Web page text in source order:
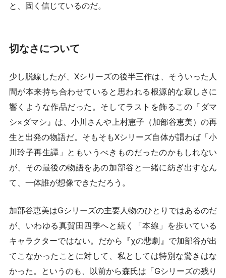
と、固く信じているのだ。
切なさについて
少し脱線したが、Xシリーズの後半三作は、そういった人
間が本来持ち合わせていると思われる根源的な寂しさに
響くような作品だった。そしてラストを飾るこの『ダマ
シ×ダマシ』は、小川さんや上村恵子（加部谷恵美）の再
生と出発の物語だ。そもそもXシリーズ自体が謂わば「小
川玲子再生譚」ともいうべきものだったのかもしれない
が、その最後の物語をあの加部谷と一緒に紡ぎ出すなん
て、一体誰が想像できただろう。
加部谷恵美はGシリーズの主要人物のひとりではあるのだ
が、いわゆる真賀田四季へと続く「本線」を歩いている
キャラクターではない。だから『χの悲劇』で加部谷が出
てこなかったことに対して、私としては特別な驚きはな
かった。というのも、以前から森氏は「Gシリーズの残り